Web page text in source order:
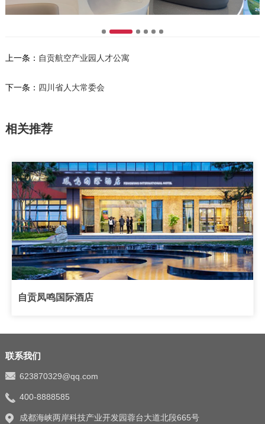
上一条： 自贡航空产业园人才公寓
下一条： 四川省人大常委会
相关推荐
自贡凤鸣国际酒店
联系我们
623870329@qq.com
400-8888585
成都海峡两岸科技产业开发园蓉台大道北段665号